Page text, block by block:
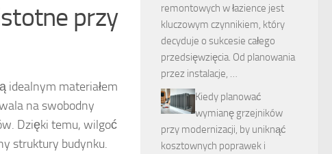
przy
idealnym materiałem
na swobodny
Dzięki temu, wilgoć
struktury budynku.
remontowych w łazience jest
kluczowym czynnikiem, który
decyduje o sukcesie całego
przedsięwzięcia. Od planowania
przez instalacje, …
Kiedy planować
wymianę grzejników
przy modernizacji, by uniknąć
kosztownych poprawek i